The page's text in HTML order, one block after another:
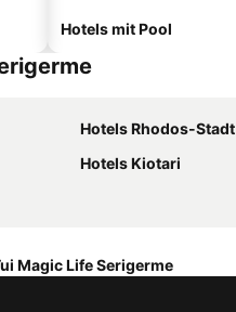
Hotels mit Pool
Hotels Rhodos-Stadt
Hotels Kiotari
Magic Life Serigerme